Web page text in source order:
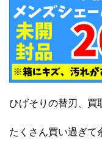
ひげそりの替刃、買
たくさん買い過ぎて